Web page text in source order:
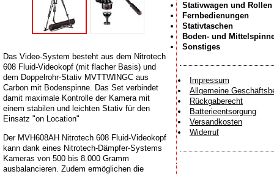
Das Video-System besteht aus dem Nitrotech
608 Fluid-Videokopf (mit flacher Basis) und
dem Doppelrohr-Stativ MVTTWINGC aus
Carbon mit Bodenspinne. Das Set verbindet
damit maximale Kontrolle der Kamera mit
einem stabilen und leichten Stativ für den
Einsatz "on Location"
Der MVH608AH Nitrotech 608 Fluid-Videokopf
kann dank eines Nitrotech-Dämpfer-Systems
Kameras von 500 bis 8.000 Gramm
ausbalancieren. Zudem ermöglichen die
Stativwagen und Rollen
Fernbedienungen
Stativtaschen
Boden- und
Sonstiges
Impressum
Allgemeine
Rückgaberecht
Batterieentsorgung
Versandkosten
Widerruf